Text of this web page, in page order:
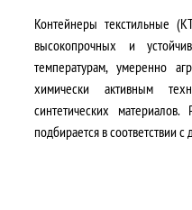
Контейнеры текстильные
высокопрочных и
температурам, умеренно
химически активным
синтетических материалов.
подбирается в соответствии